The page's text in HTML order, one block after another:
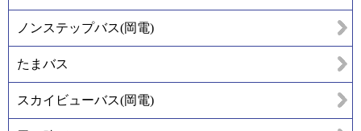
ノンステップバス(岡電)
たまバス
スカイビューバス(岡電)